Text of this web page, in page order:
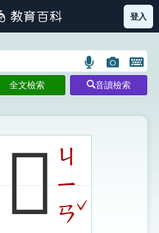
索引圖示 部首索引表圖示
登入
語
言
搜
示
圖
片
搜
開
鍵
圖
全文檢索 音讀檢索
𨇥 ㄐ
ㄧ
ㄢ
ˇ